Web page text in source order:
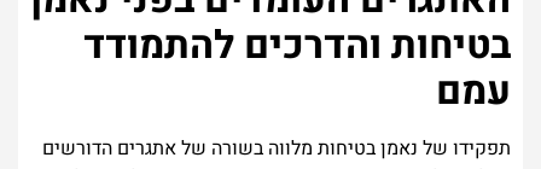
בטיחות והדרכים להתמודד
עמם
תפקידו של נאמן בטיחות מלווה בשורה של אתגרים הדורשים